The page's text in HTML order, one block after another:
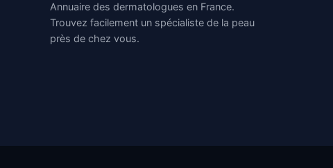
Annuaire des dermatologues en France.
Trouvez facilement un spécialiste de la peau
près de chez vous.